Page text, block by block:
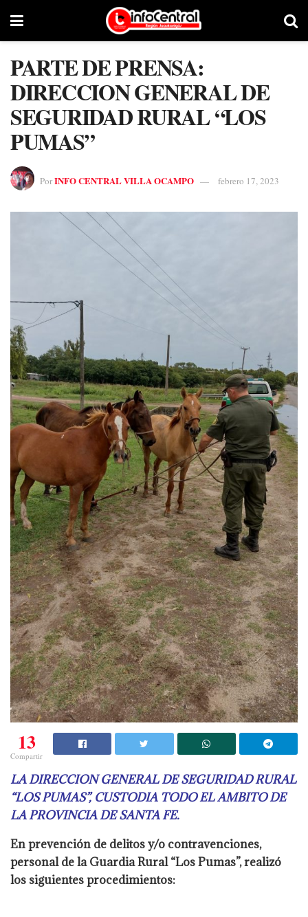
PARTE DE PRENSA:
DIRECCION GENERAL DE
SEGURIDAD RURAL “LOS
PUMAS”
PorINFO CENTRAL VILLA OCAMPO febrero 17, 2023
13
Compartir
LA DIRECCION GENERAL DE SEGURIDAD RURAL
“LOS PUMAS”, CUSTODIA TODO EL AMBITO DE
LA PROVINCIA DE SANTA FE.
En prevención de delitos y/o contravenciones,
personal de la Guardia Rural “Los Pumas”, realizó
los siguientes procedimientos: